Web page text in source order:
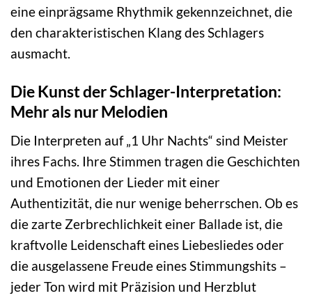
eine einprägsame Rhythmik gekennzeichnet, die
den charakteristischen Klang des Schlagers
ausmacht.
Die Kunst der Schlager-Interpretation:
Mehr als nur Melodien
Die Interpreten auf „1 Uhr Nachts“ sind Meister
ihres Fachs. Ihre Stimmen tragen die Geschichten
und Emotionen der Lieder mit einer
Authentizität, die nur wenige beherrschen. Ob es
die zarte Zerbrechlichkeit einer Ballade ist, die
kraftvolle Leidenschaft eines Liebesliedes oder
die ausgelassene Freude eines Stimmungshits –
jeder Ton wird mit Präzision und Herzblut